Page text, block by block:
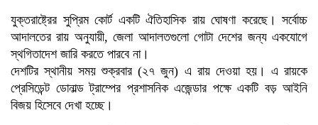
যুক্তরাষ্ট্রের সুপ্রিম কোর্ট একটি ঐতিহাসিক রায় ঘোষণা করেছে। সর্বোচ্চ
আদালতের রায় অনুযায়ী, জেলা আদালতগুলো গোটা দেশের জন্য একযোগে
স্থগিতাদেশ জারি করতে পারবে না।
দেশটির স্থানীয় সময় শুক্রবার (২৭ জুন) এ রায় দেওয়া হয়। এ রায়কে
প্রেসিডেন্ট ডোনাল্ড ট্রাম্পের প্রশাসনিক এজেন্ডার পক্ষে একটি বড় আইনি
বিজয় হিসেবে দেখা হচ্ছে।